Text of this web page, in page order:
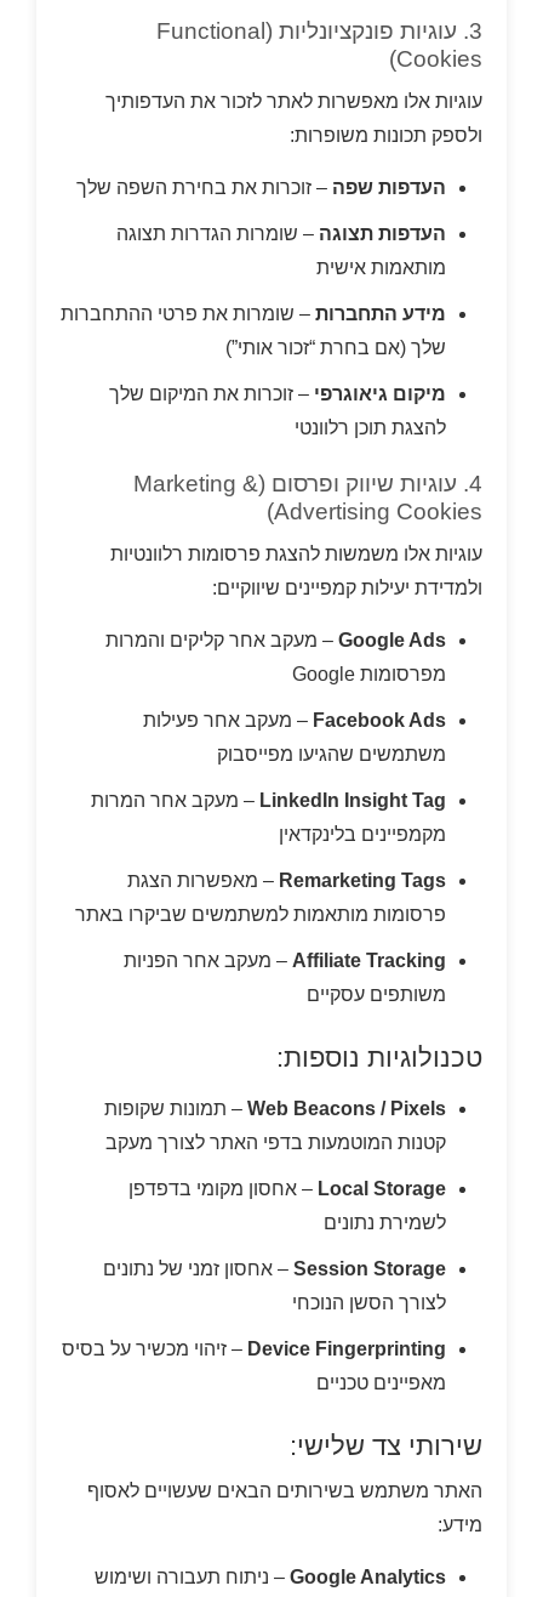
3. עוגיות פונקציונליות (Functional
Cookies)
עוגיות אלו מאפשרות לאתר לזכור את העדפותיך
ולספק תכונות משופרות:
העדפות שפה – זוכרות את בחירת השפה שלך
העדפות תצוגה – שומרות הגדרות תצוגה
מותאמות אישית
מידע התחברות – שומרות את פרטי ההתחברות
שלך (אם בחרת “זכור אותי”)
מיקום גיאוגרפי – זוכרות את המיקום שלך
להצגת תוכן רלוונטי
4. עוגיות שיווק ופרסום (Marketing &
Advertising Cookies)
עוגיות אלו משמשות להצגת פרסומות רלוונטיות
ולמדידת יעילות קמפיינים שיווקיים:
Google Ads – מעקב אחר קליקים והמרות
מפרסומות Google
Facebook Ads – מעקב אחר פעילות
משתמשים שהגיעו מפייסבוק
LinkedIn Insight Tag – מעקב אחר המרות
מקמפיינים בלינקדאין
Remarketing Tags – מאפשרות הצגת
פרסומות מותאמות למשתמשים שביקרו באתר
Affiliate Tracking – מעקב אחר הפניות
משותפים עסקיים
טכנולוגיות נוספות:
Web Beacons / Pixels – תמונות שקופות
קטנות המוטמעות בדפי האתר לצורך מעקב
Local Storage – אחסון מקומי בדפדפן
לשמירת נתונים
Session Storage – אחסון זמני של נתונים
לצורך הסשן הנוכחי
Device Fingerprinting – זיהוי מכשיר על בסיס
מאפיינים טכניים
שירותי צד שלישי:
האתר משתמש בשירותים הבאים שעשויים לאסוף
מידע:
Google Analytics – ניתוח תעבורה ושימוש